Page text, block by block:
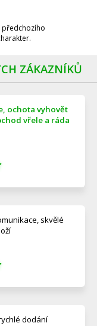
předchozího
ZÁKAZNÍKŮ
ochota vyhovět
vřele a ráda
skvělé
dodání